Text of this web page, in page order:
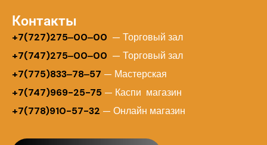
Контакты
+7(727)275‒00‒00 — Торговый зал
+7(747)275‒00‒00 — Торговый зал
+7(775)833‒78‒57 — Мастерская
+7(747)969-25-75 — Каспи магазин
+7(778)910-57-32 — Онлайн магазин